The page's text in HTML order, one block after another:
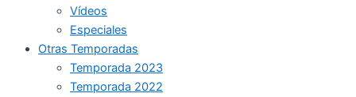
Vídeos
Especiales
Otras Temporadas
Temporada 2023
Temporada 2022